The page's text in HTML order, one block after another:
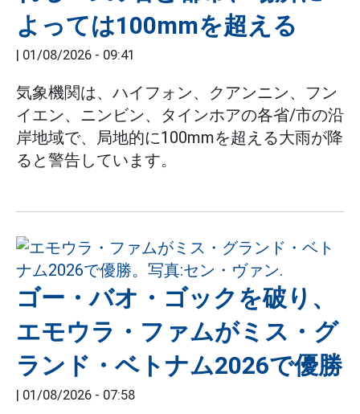
よっては100mmを超える
| 01/08/2026 - 09:41
気象機関は、ハイフォン、クアンニン、フン
イエン、ニンビン、タインホアの各省/市の沿
岸地域で、局地的に100mmを超える大雨が降
ると警告しています。
ゴー・バオ・ゴックを破り、
エモウラ・ファムがミス・グ
ランド・ベトナム2026で優勝
| 01/08/2026 - 07:58